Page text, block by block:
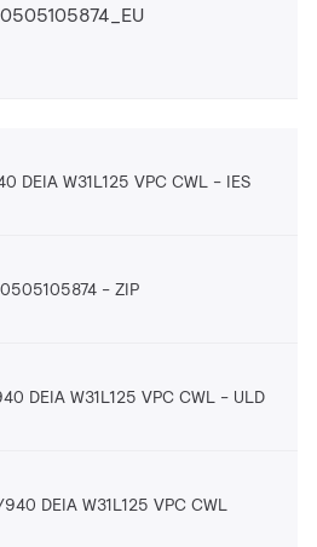
DEIA W31L125 VPC CWL IES
ZIP
DEIA W31L125 VPC CWL ULD
DEIA W31L125 VPC CWL